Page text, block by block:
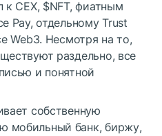
к CEX, $NFT, фиатным
Pay, отдельному Trust
Web3. Несмотря на то,
раздельно, все
и понятной
собственную
мобильный банк, биржу,